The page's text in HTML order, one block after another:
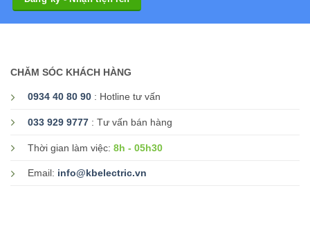
CHĂM SÓC KHÁCH HÀNG
0934 40 80 90 : Hotline tư vấn
033 929 9777 : Tư vấn bán hàng
Thời gian làm việc: 8h - 05h30
Email: info@kbelectric.vn